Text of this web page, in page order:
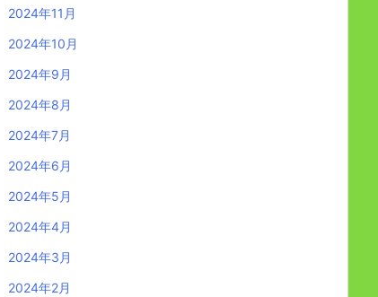
2024年11月
2024年10月
2024年9月
2024年8月
2024年7月
2024年6月
2024年5月
2024年4月
2024年3月
2024年2月